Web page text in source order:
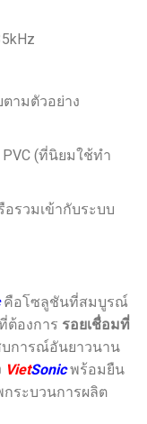
ามตัวอย่าง
PVC (ที่นิยมใช้ทำ
รวมเข้ากับระบบ
คือโซลูชันที่สมบูรณ์
ต้องการ รอยเชื่อมที่
บการณ์อันยาวนาน
VietSonicพร้อมยืน
กระบวนการผลิต